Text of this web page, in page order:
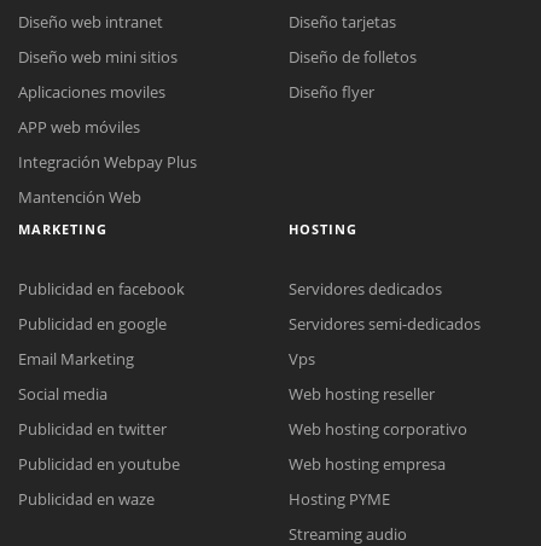
Reunión online
Nuestros ejecutivos le enviarán un correo electrónico con el enlace a
Meet para la reunión online.
Cotización
Todos nuestros ejecutivos están fuera de línea. Complete el formulario
Diseño web intranet
Diseño web mini sitios
Aplicaciones moviles
APP web móviles
Integración Webpay Plus
Mantención Web
Diseño tarjetas
Diseño de folletos
Diseño flyer
MARKETING
Publicidad en facebook
Publicidad en google
Email Marketing
Social media
Publicidad en twitter
Publicidad en youtube
Publicidad en waze
HOSTING
Servidores dedicados
Servidores semi-dedicados
Vps
Web hosting reseller
Web hosting corporativo
Web hosting empresa
Hosting PYME
Streaming audio